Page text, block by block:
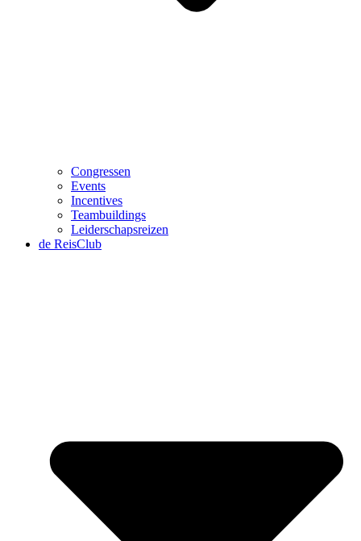
Congressen
Events
Incentives
Teambuildings
Leiderschapsreizen
de ReisClub